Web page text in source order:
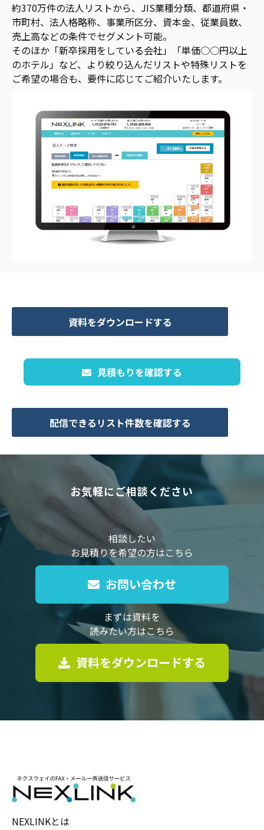
約370万件の法人リストから、JIS業種分類、都道府県・
市町村、法人格略称、事業所区分、資本金、従業員数、
売上高などの条件でセグメント可能。
そのほか「新卒採用をしている会社」「単価○○円以上
のホテル」など、より絞り込んだリストや特殊リストを
ご希望の場合も、要件に応じてご紹介いたします。
資料をダウンロードする
見積もりを確認する
配信できるリスト件数を確認する
お気軽にご相談ください
相談したい
お見積りを希望の方はこちら
お問い合わせ
まずは資料を
読みたい方はこちら
資料をダウンロードする
NEXLINKとは